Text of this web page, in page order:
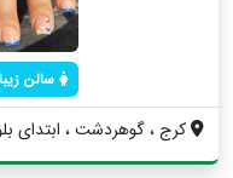
سالن
کرج ، گوهردشت ، ابتدای